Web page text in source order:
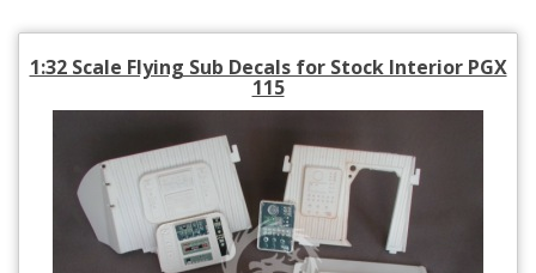
1:32 Scale Flying Sub Decals for Stock Interior PGX
115